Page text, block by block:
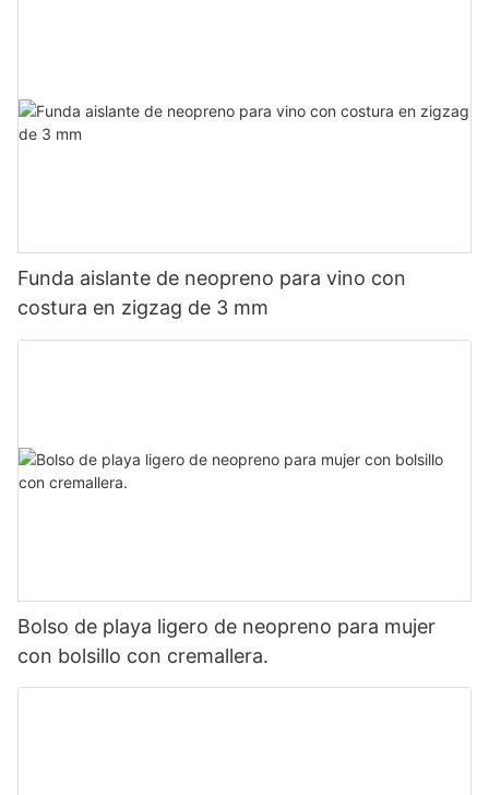
Funda aislante de neopreno para vino con
costura en zigzag de 3 mm
Bolso de playa ligero de neopreno para mujer
con bolsillo con cremallera.